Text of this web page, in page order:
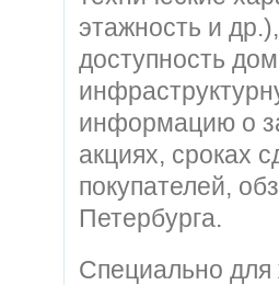
этажность и
доступность
информацию о
акциях, сроках
покупателей,
Петербурга.
Специально